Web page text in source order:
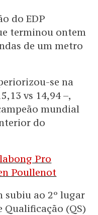
do EDP
terminou ontem
de um metro
se na
vs 14,94 –,
mundial
do
subiu ao 2º lugar
(QS)